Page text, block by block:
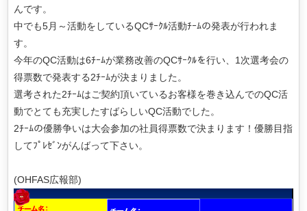
んです。
中でも5月～活動をしているQCｻｰｸﾙ活動ﾁｰﾑの発表が行われま
す。
今年のQC活動は6ﾁｰﾑが業務改善のQCｻｰｸﾙを行い、1次選考会の
得票数で発表する2ﾁｰﾑが決まりました。
選考された2ﾁｰﾑはご契約頂いているお客様を巻き込んでのQC活
動でとても充実したすばらしいQC活動でした。
2ﾁｰﾑの優勝争いは大会参加の社員得票数で決まります！優勝目指
してﾌﾟﾚｾﾞﾝがんばって下さい。
(OHFAS広報部)